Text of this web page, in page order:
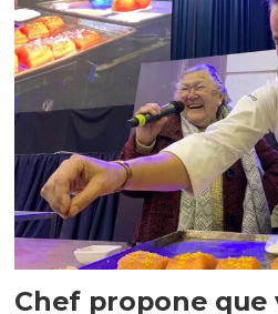
Chef propone que